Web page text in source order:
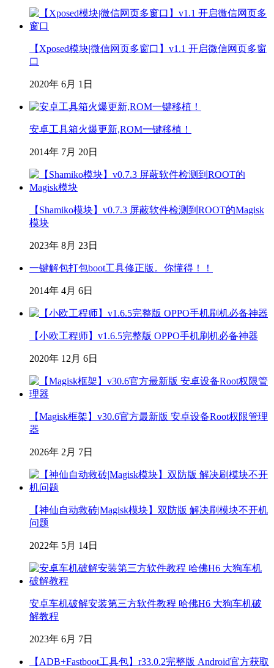
【Xposed模块|微信网页多窗口】v1.1 开启微信网页多窗
口
2020年 6月 1日
安卓工具箱火爆更新,ROM一键移植！
2014年 7月 20日
【Shamiko模块】v0.7.3 屏蔽软件检测到ROOT的Magisk
模块
2023年 8月 23日
一键解包打包boot工具修正版。你懂得！！
2014年 4月 6日
【小欧工程师】v1.6.5完整版 OPPO手机刷机必备神器
2020年 12月 6日
【Magisk框架】v30.6官方最新版 安卓设备Root权限管理
器
2026年 2月 7日
【神仙自动救砖|Magisk模块】双防版 解决刷模块不开机
问题
2022年 5月 14日
安卓车机破解安装第三方软件教程 哈佛H6 大狗车机破
解教程
2023年 6月 7日
【ADB+Fastboot工具包】r33.0.2完整版 Android官方获取